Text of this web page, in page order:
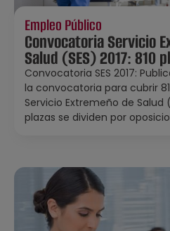
Empleo Público
Convocatoria Servicio
Salud (SES) 2017: 810
Convocatoria SES 2017:
la convocatoria para cubrir
Servicio Extremeño de Salud
plazas se dividen por